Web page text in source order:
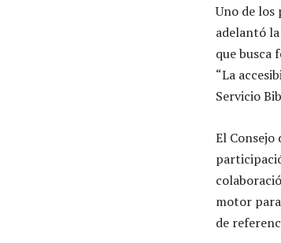
Uno de los
adelantó
que busca
“La
Servicio
El
motor
de